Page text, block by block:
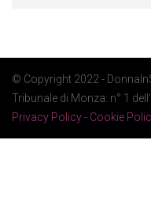
© Copyright 2022 -
Tribunale di Monza: n° 1
Privacy Policy- Cookie